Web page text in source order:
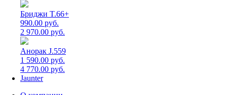
Бриджи T.66+
990.00 руб.
2 970.00 руб.
Анорак J.559
1 590.00 руб.
4 770.00 руб.
Jaunter